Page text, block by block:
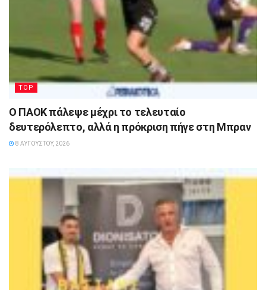
TOP
Ο ΠΑΟΚ πάλεψε μέχρι το τελευταίο
δευτερόλεπτο, αλλά η πρόκριση πήγε στη Μπραν
8 ΑΥΓΟΎΣΤΟΥ, 2026